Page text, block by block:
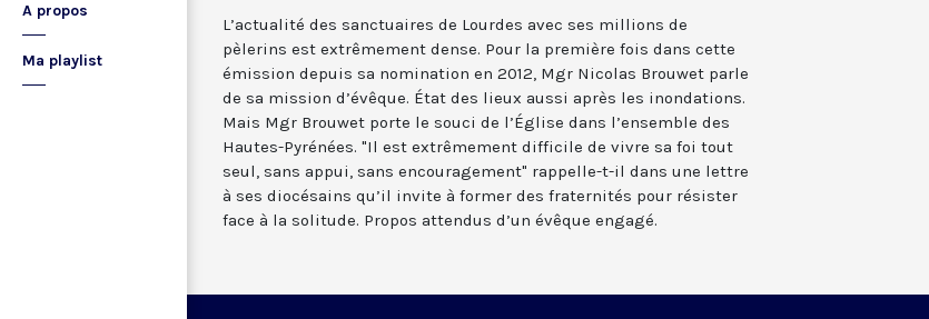
A propos
Ma playlist
L’actualité des sanctuaires de Lourdes avec ses millions de
pèlerins est extrêmement dense. Pour la première fois dans cette
émission depuis sa nomination en 2012, Mgr Nicolas Brouwet parle
de sa mission d’évêque. État des lieux aussi après les inondations.
Mais Mgr Brouwet porte le souci de l’Église dans l’ensemble des
Hautes-Pyrénées. "Il est extrêmement difficile de vivre sa foi tout
seul, sans appui, sans encouragement" rappelle-t-il dans une lettre
à ses diocésains qu’il invite à former des fraternités pour résister
face à la solitude. Propos attendus d’un évêque engagé.